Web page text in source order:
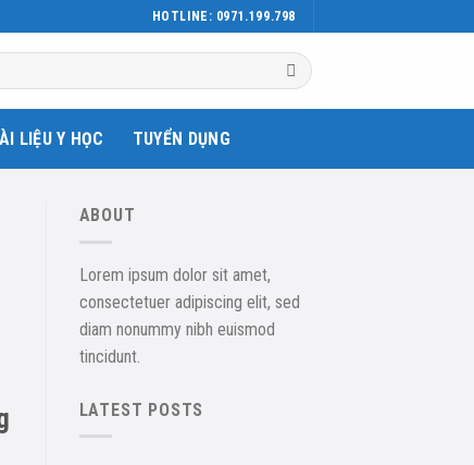
HOTLINE: 0971.199.798
LIỆU Y HỌC TUYỂN DỤNG
ABOUT
Lorem ipsum dolor sit amet,
consectetuer adipiscing elit, sed
diam nonummy nibh euismod
tincidunt.
LATEST POSTS